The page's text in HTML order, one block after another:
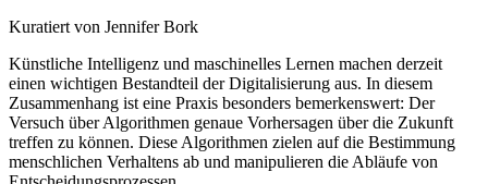
Kuratiert von Jennifer Bork
Künstliche Intelligenz und maschinelles Lernen machen derzeit
einen wichtigen Bestandteil der Digitalisierung aus. In diesem
Zusammenhang ist eine Praxis besonders bemerkenswert: Der
Versuch über Algorithmen genaue Vorhersagen über die Zukunft
treffen zu können. Diese Algorithmen zielen auf die Bestimmung
menschlichen Verhaltens ab und manipulieren die Abläufe von